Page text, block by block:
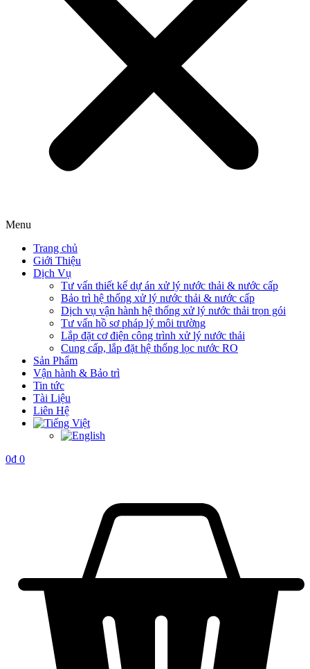
Menu
Trang chủ
Giới Thiệu
Dịch Vụ
Tư vấn thiết kế dự án xử lý nước thải & nước cấp
Bảo trì hệ thống xử lý nước thải & nước cấp
Dịch vụ vận hành hệ thống xử lý nước thải trọn gói
Tư vấn hồ sơ pháp lý môi trường
Lắp đặt cơ điện công trình xử lý nước thải
Cung cấp, lắp đặt hệ thống lọc nước RO
Sản Phẩm
Vận hành & Bảo trì
Tin tức
Tài Liệu
Liên Hệ
0₫ 0